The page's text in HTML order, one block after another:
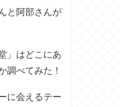
と阿部さんが
」はどこにあ
調べてみた！
に会えるテー